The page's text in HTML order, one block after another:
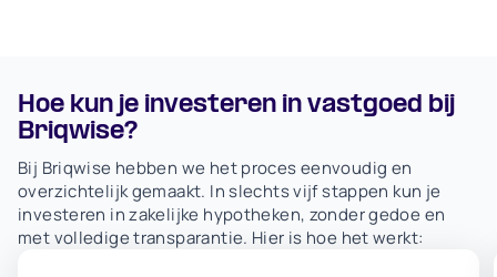
Hoe kun je investeren in vastgoed bij
Briqwise?
Bij Briqwise hebben we het proces eenvoudig en
overzichtelijk gemaakt. In slechts vijf stappen kun je
investeren in zakelijke hypotheken, zonder gedoe en
met volledige transparantie. Hier is hoe het werkt: